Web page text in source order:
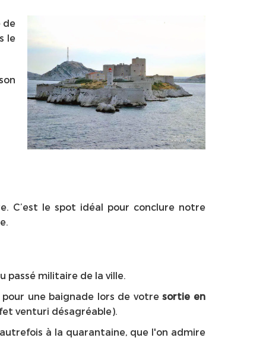
de
le
C’est le spot idéal pour conclure notre
passé militaire de la ville.
une baignade lors de votresortie en
venturi désagréable).
à la quarantaine, que l'on admire